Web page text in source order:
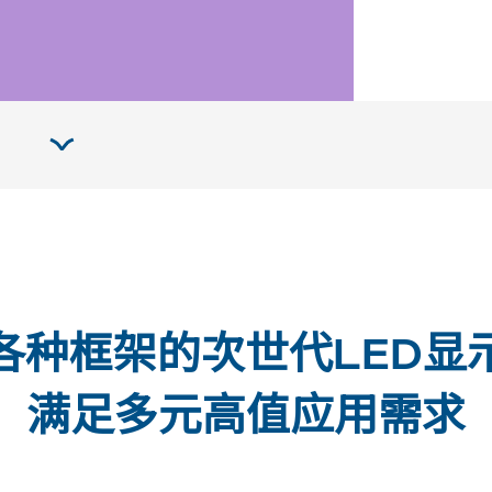
种框架的次世代LED显
满足多元高值应用需求